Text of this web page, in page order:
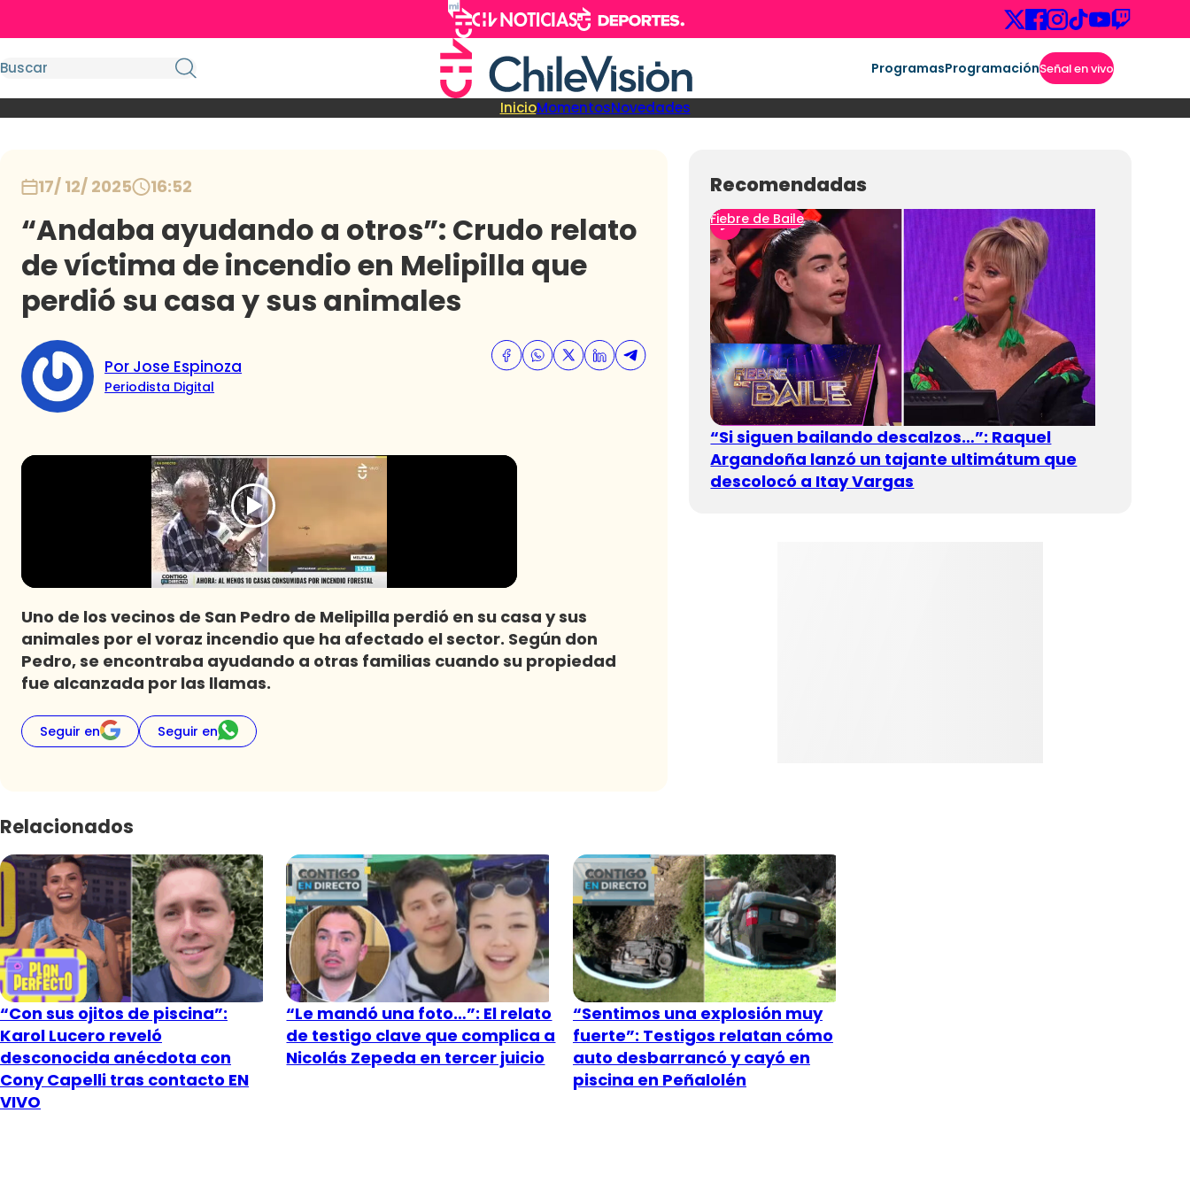
ProgramasProgramaciónSeñal en vivo
InicioMomentosNovedades
17/ 12/ 2025 16:52
“Andaba ayudando a otros”: Crudo relato
de víctima de incendio en Melipilla que
perdió su casa y sus animales
Por Jose Espinoza
Periodista Digital
Uno de los vecinos de San Pedro de Melipilla perdió en su casa y sus
animales por el voraz incendio que ha afectado el sector. Según don
Pedro, se encontraba ayudando a otras familias cuando su propiedad
fue alcanzada por las llamas.
Seguir en Seguir en
Recomendadas
Fiebre de Baile
“Si siguen bailando descalzos…”: Raquel
Argandoña lanzó un tajante ultimátum que
descolocó a Itay Vargas
Relacionados
“Con sus ojitos de piscina”:
Karol Lucero reveló
desconocida anécdota con
Cony Capelli tras contacto EN
VIVO
“Le mandó una foto…”: El relato
de testigo clave que complica a
Nicolás Zepeda en tercer juicio
“Sentimos una explosión muy
fuerte”: Testigos relatan cómo
auto desbarrancó y cayó en
piscina en Peñalolén